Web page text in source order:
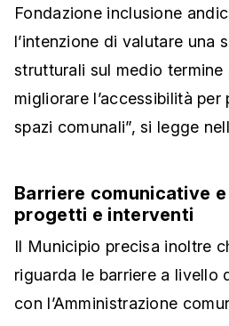
Fondazione inclusione
l’intenzione di valutare una
strutturali sul medio termine
migliorare l’accessibilità
spazi comunali”, si legge
Barriere comunicative
progetti e interventi
Il Municipio precisa inoltre
riguarda le barriere a livello
con l’Amministrazione